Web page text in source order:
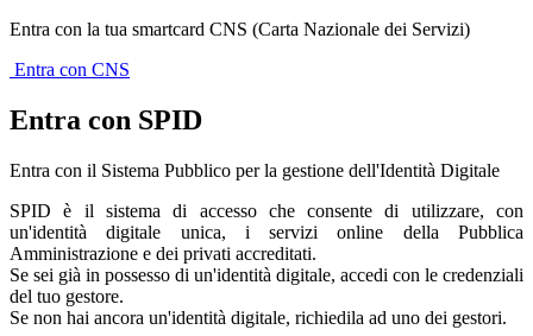
Entra con la tua smartcard CNS (Carta Nazionale dei Servizi)
Entra con CNS
Entra con SPID
Entra con il Sistema Pubblico per la gestione dell'Identità Digitale
SPID è il sistema di accesso che consente di utilizzare, con
un'identità digitale unica, i servizi online della Pubblica
Amministrazione e dei privati accreditati.
Se sei già in possesso di un'identità digitale, accedi con le credenziali
del tuo gestore.
Se non hai ancora un'identità digitale, richiedila ad uno dei gestori.